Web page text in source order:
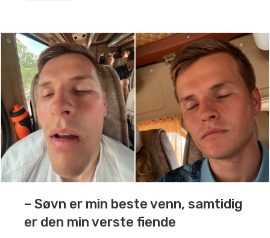
– Søvn er min beste venn, samtidig
er den min verste fiende